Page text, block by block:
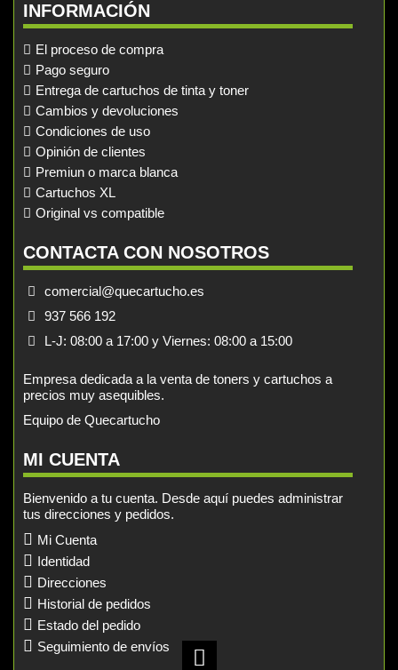
INFORMACIÓN
El proceso de compra
Pago seguro
Entrega de cartuchos de tinta y toner
Cambios y devoluciones
Condiciones de uso
Opinión de clientes
Premiun o marca blanca
Cartuchos XL
Original vs compatible
CONTACTA CON NOSOTROS
comercial@quecartucho.es
937 566 192
L-J: 08:00 a 17:00 y Viernes: 08:00 a 15:00
Empresa dedicada a la venta de toners y cartuchos a
precios muy asequibles.
Equipo de Quecartucho
MI CUENTA
Bienvenido a tu cuenta. Desde aquí puedes administrar
tus direcciones y pedidos.
Mi Cuenta
Identidad
Direcciones
Historial de pedidos
Estado del pedido
Seguimiento de envíos